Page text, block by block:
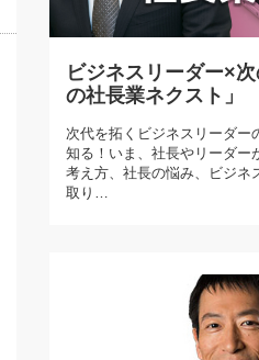
人育て」(38)
と耳で楽しむ読書術(162)
長の「氣」(30)
国スポーツ・ビジネスに学ぶ心理学
橋一喜の『これぞ！"本物の温泉"』
講話を聞いて学ぼう 実学・耳
ビジネスリーダー×
の社長業ネクスト」
次代を拓くビジネスリーダー
知る！いま、社長やリーダー
考え方、社長の悩み、ビジ
取り…